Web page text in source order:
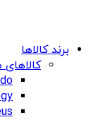
برند کالاها
کالاهای